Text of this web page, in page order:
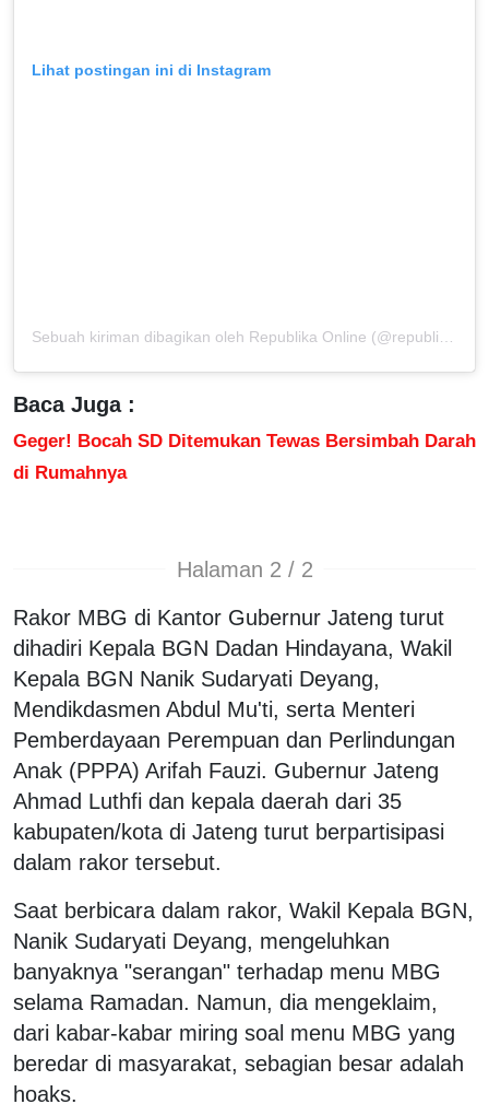
Lihat postingan ini di Instagram
Sebuah kiriman dibagikan oleh Republika Online (@republikaonline)
Baca Juga :
Geger! Bocah SD Ditemukan Tewas Bersimbah Darah
di Rumahnya
Halaman 2 / 2
Rakor MBG di Kantor Gubernur Jateng turut
dihadiri Kepala BGN Dadan Hindayana, Wakil
Kepala BGN Nanik Sudaryati Deyang,
Mendikdasmen Abdul Mu'ti, serta Menteri
Pemberdayaan Perempuan dan Perlindungan
Anak (PPPA) Arifah Fauzi. Gubernur Jateng
Ahmad Luthfi dan kepala daerah dari 35
kabupaten/kota di Jateng turut berpartisipasi
dalam rakor tersebut.
Saat berbicara dalam rakor, Wakil Kepala BGN,
Nanik Sudaryati Deyang, mengeluhkan
banyaknya "serangan" terhadap menu MBG
selama Ramadan. Namun, dia mengeklaim,
dari kabar-kabar miring soal menu MBG yang
beredar di masyarakat, sebagian besar adalah
hoaks.